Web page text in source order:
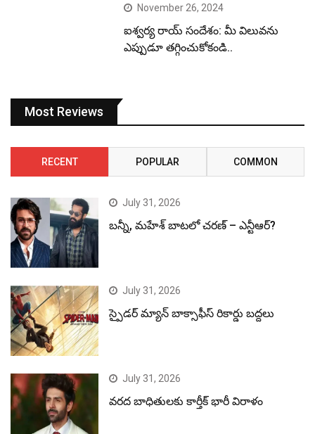
November 26, 2024
ఐశ్వర్య రాయ్ సందేశం: మీ విలువను
ఎప్పుడూ తగ్గించుకోకండి..
Most Reviews
RECENT POPULAR COMMON
July 31, 2026
బన్నీ, మహేశ్ బాటలో చరణ్ – ఎన్టీఆర్?
July 31, 2026
స్పైడర్ మ్యాన్ బాక్సాఫీస్ రికార్డు బద్దలు
July 31, 2026
వరద బాధితులకు కార్తీక్ భారీ విరాళం